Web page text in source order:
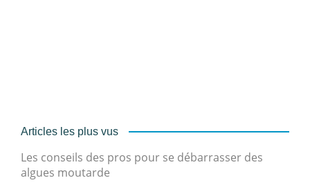
Articles les plus vus
Les conseils des pros pour se débarrasser des
algues moutarde